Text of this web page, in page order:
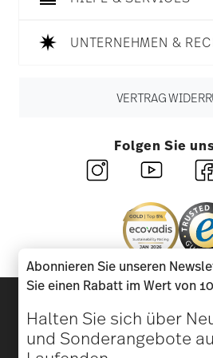
UNTERNEHMEN &
VERTRAG
Folgen Sie
Entdecken Sie
Design & Funktionalität
Abonnieren Sie unseren
Sie einen Rabatt im Wert von
Halten Sie sich über
und Sonderangebote